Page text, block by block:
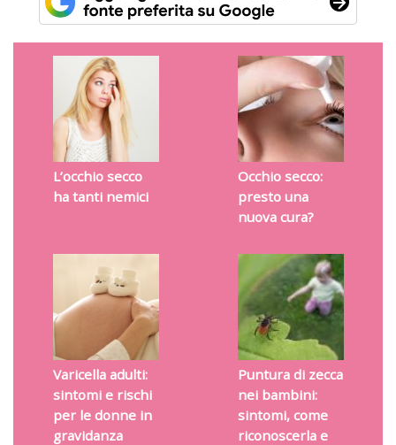
L’occhio secco
ha tanti nemici
Occhio secco:
presto una
nuova cura?
Varicella adulti:
sintomi e rischi
per le donne in
gravidanza
Puntura di zecca
nei bambini:
sintomi, come
riconoscerla e